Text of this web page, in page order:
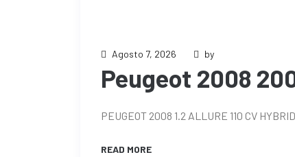
Agosto 7, 2026 by
Peugeot 2008
PEUGEOT 2008 1.2 ALLURE 110 CV
READ MORE